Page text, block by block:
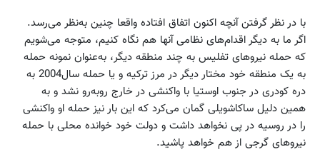
با در نظر گرفتن آنچه اکنون اتفاق افتاده واقعا چنین به‌نظر می‌رسد.
اگر ما به دیگر اقدام‌های نظامی آنها هم نگاه کنیم، متوجه می‌شویم
که حمله نیروهای تفلیس به چند منطقه دیگر، به‌عنوان نمونه حمله
به یک منطقه خود مختار دیگر در مرز ترکیه و یا حمله سال2004 به
دره کودری در جنوب اوستیا با واکنشی در خارج روبه‌رو نشد و به
همین دلیل ساکاشویلی گمان می‌کرد که این بار نیز حمله او واکنشی
را در روسیه در پی نخواهد داشت و دولت خود خوانده محلی با حمله
نیروهای گرجی از هم خواهد پاشید.